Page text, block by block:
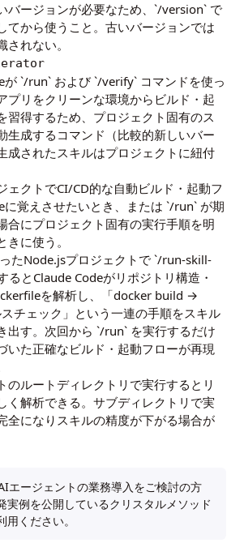
バージョンが必要なため、`/version` で
てから使うこと。古いバージョンでは
れない。
が `/run` および `/verify` コマンドを使っ
プリをクリーンな環境からビルド・起
習得するため、プロジェクト固有のス
生成するコマンド（比較的新しいバー
成されたスキルはプロジェクトに紐付
ェクトでCI/CD的な自動ビルド・起動フ
に覚えさせたいとき、または `/run` が期
合にプロジェクト固有の実行手順を明
に使う。
たNode.jsプロジェクトで `/run-skill-
るとClaude Codeがリポジトリ構造・
を解析し、「docker build →
チェック」という一連の手順をスキル
出す。次回から `/run` を実行するだけ
いた正確なビルド・起動フローが再現
のルートディレクトリで実行するとリ
く解析できる。サブディレクトリで実
全になりスキルの精度が下がる場合が
エージェントの業務導入をご検討の方
実例を公開しているクリスタルメソッド
用ください。